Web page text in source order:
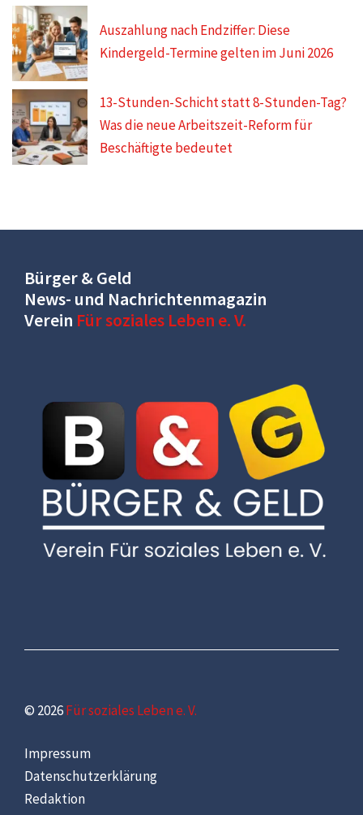
Auszahlung nach Endziffer: Diese
Kindergeld-Termine gelten im Juni 2026
13-Stunden-Schicht statt 8-Stunden-Tag?
Was die neue Arbeitszeit-Reform für
Beschäftigte bedeutet
Bürger & Geld
News- und Nachrichtenmagazin
Verein Für soziales Leben e. V.
© 2026Für soziales Leben e. V.
Impressum
Datenschutzerklärung
Redaktion